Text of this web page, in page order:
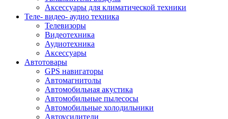
Аксессуары для климатической техники
Теле- видео- аудио техника
Телевизоры
Видеотехника
Аудиотехника
Аксессуары
Автотовары
GPS навигаторы
Автомагнитолы
Автомобильная акустика
Автомобильные пылесосы
Автомобильные холодильники
Автоусилители